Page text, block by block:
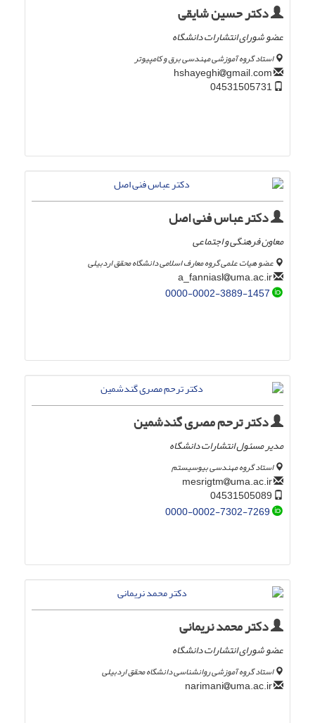
دکتر حسین شایقی
عضو شورای انتشارات دانشگاه
استاد گروه آموزشی مهندسی برق و کامپیوتر
gmail.com
دکتر عباس فنی اصل
معاون فرهنگی و اجتماعی
عضو هیات علمی گروه معارف اسلامی دانشگاه محقق اردبیلی
uma.ac.ir
0000-0002-3889-1457
دکتر ترحم مصری گندشمین
مدیر مسئول انتشارات دانشگاه
استاد گروه مهندسی بیوسیستم
uma.ac.ir
0000-0002-7302-7269
دکتر محمد نریمانی
عضو شورای انتشارات دانشگاه
استاد گروه آموزشی روانشناسی دانشگاه محقق اردبیلی
uma.ac.ir